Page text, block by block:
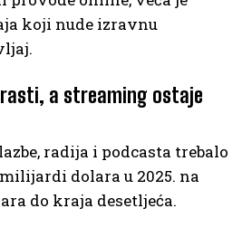
koji nude izravnu
a streaming ostaje
radija i podcasta trebalo
dolara u 2025. na
do kraja desetljeća.